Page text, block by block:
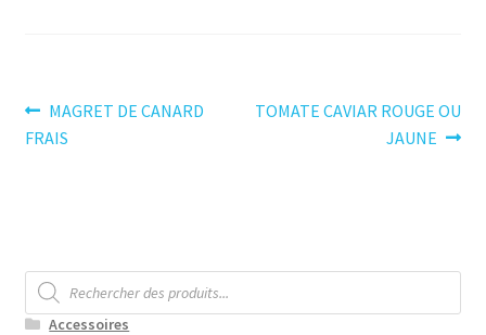
enfant
menu
enfant
CONTACT
Navigation
de
Article
précédent :
MAGRET DE CANARD
FRAIS
Article
TOMATE CAVIAR ROUGE OU
JAUNE
Recherche
de
produits
Accessoires